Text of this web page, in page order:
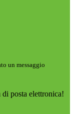
un messaggio
posta elettronica!